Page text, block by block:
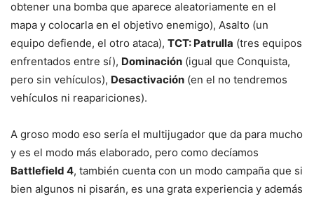
obtener una bomba que aparece aleatoriamente en el
mapa y colocarla en el objetivo enemigo), Asalto (un
equipo defiende, el otro ataca), TCT: Patrulla (tres equipos
enfrentados entre sí), Dominación (igual que Conquista,
pero sin vehículos), Desactivación (en el no tendremos
vehículos ni reapariciones).
A groso modo eso sería el multijugador que da para mucho
y es el modo más elaborado, pero como decíamos
Battlefield 4, también cuenta con un modo campaña que si
bien algunos ni pisarán, es una grata experiencia y además